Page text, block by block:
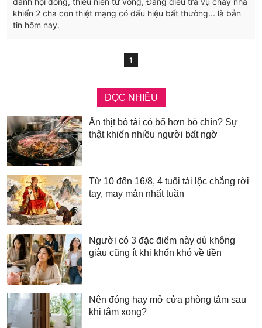
khiến 2 cha con thiệt mạng có dấu hiệu bất thường... là bản
tin hôm nay.
1
ĐỌC NHIỀU
Ăn thịt bò tái có bổ hơn bò chín? Sự
thật khiến nhiều người bất ngờ
Từ 10 đến 16/8, 4 tuổi tài lộc chẳng rời
tay, may mắn nhất tuần
Người có 3 đặc điểm này dù không
giàu cũng ít khi khốn khó về tiền
Nên đóng hay mở cửa phòng tắm sau
khi tắm xong?